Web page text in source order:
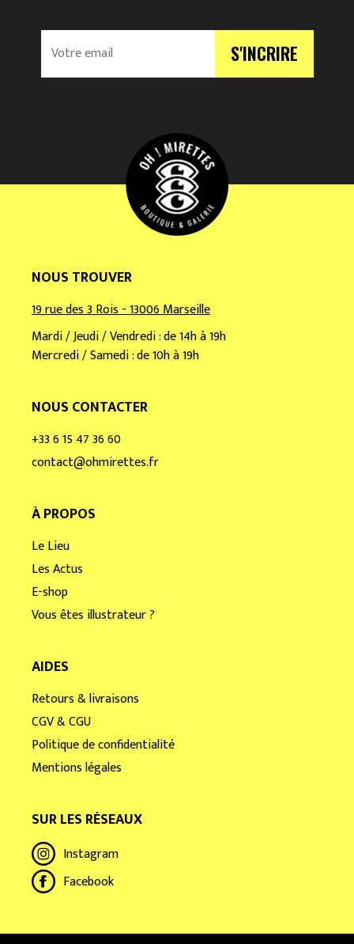
V
r
l
S'INCRIRE
NOUS TROUVER
19 rue des 3 Rois - 13006 Marseille
Mardi / Jeudi / Vendredi : de 14h à 19h
Mercredi / Samedi : de 10h à 19h
NOUS CONTACTER
+33 6 15 47 36 60
contact@ohmirettes.fr
À PROPOS
Le Lieu
Les Actus
E-shop
Vous êtes illustrateur ?
AIDES
Retours & livraisons
CGV & CGU
Politique de confidentialité
Mentions légales
SUR LES RÉSEAUX
Instagram
Facebook